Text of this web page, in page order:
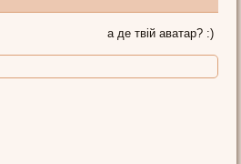
а де твій аватар? :)